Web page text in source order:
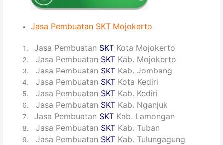
Jasa Pembuatan SKT Mojokerto
1Jasa Pembuatan SKT Kota Mojokerto
2Jasa Pembuatan SKT Kab. Mojokerto
3Jasa Pembuatan SKT Kab. Jombang
4Jasa Pembuatan SKT Kota Kediri
5Jasa Pembuatan SKT Kab. Kediri
6Jasa Pembuatan SKT Kab. Nganjuk
7Jasa Pembuatan SKT Kab. Lamongan
8Jasa Pembuatan SKT Kab. Tuban
9Jasa Pembuatan SKT Kab. Tulungagung